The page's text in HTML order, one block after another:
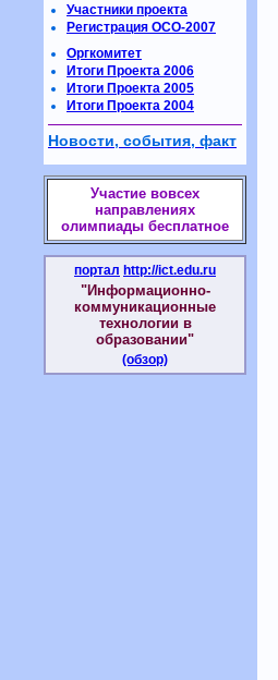
Участники проекта
Регистрация ОСО-2007
Оргкомитет
Итоги Проекта 2006
Итоги Проекта 2005
Итоги Проекта 2004
Новости, события, факт
Участие вовсех
направлениях
олимпиады бесплатное
портал http://ict.edu.ru
"Информационно-
коммуникационные
технологии в
образовании"
(обзор)